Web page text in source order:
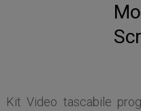
Kit Video tascabile